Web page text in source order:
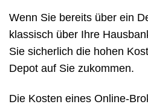
Wenn Sie bereits über ein
klassisch über Ihre
Sie sicherlich die hohen
Depot auf Sie zukommen.
Die Kosten eines Online-